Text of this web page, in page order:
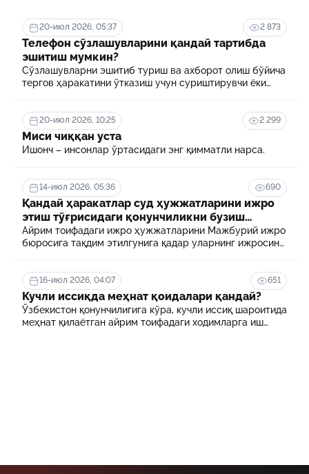
20-июл 2026, 05:37 2 873
Телефон сўзлашувларини қандай тартибда
эшитиш мумкин?
Сўзлашувларни эшитиб туриш ва ахборот олиш бўйича
тергов ҳаракатини ўтказиш учун суриштирувчи ёки
20-июл 2026, 10:25 2 299
Миси чиққан уста
Ишонч – инсонлар ўртасидаги энг қимматли нарса.
14-июл 2026, 05:36 690
Қандай ҳаракатлар суд ҳужжатларини ижро
этиш тўғрисидаги қонунчиликни бузиш
ҳисобланади? 5 муҳим факт
Айрим тоифадаги ижро ҳужжатларини Мажбурий ижро
бюросига тақдим этилгунига қадар уларнинг ижросини
16-июл 2026, 04:07 651
Кучли иссиқда меҳнат қоидалари қандай?
Ўзбекистон қонунчилигига кўра, кучли иссиқ шароитида
меҳнат қилаётган айрим тоифадаги ходимларга иш